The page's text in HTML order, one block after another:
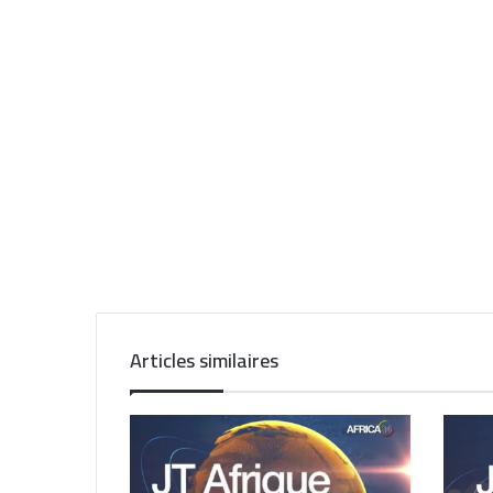
Articles similaires